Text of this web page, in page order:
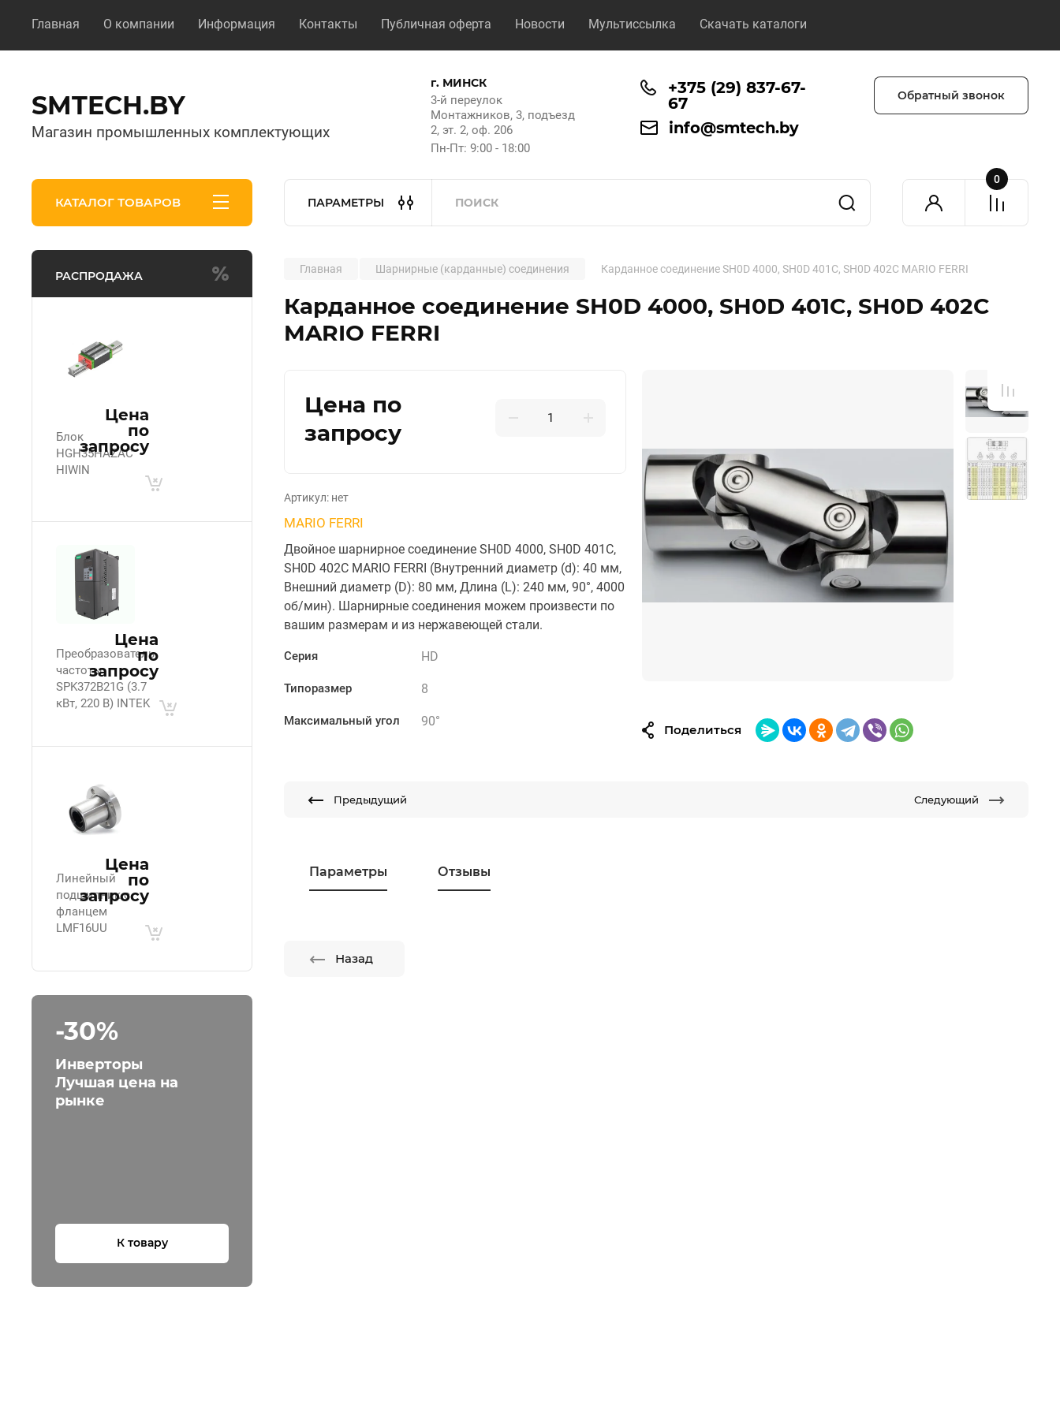
Главная О компании Информация Контакты Публичная оферта Новости Мультиссылка Скачать каталоги
SMTECH.BY
Магазин промышленных комплектующих
г. МИНСК
3-й переулок
Монтажников, 3, подъезд
2, эт. 2, оф. 206
Пн-Пт: 9:00 - 18:00
+375 (29) 837-67-
67
info@smtech.by
Обратный звонок
КАТАЛОГ ТОВАРОВ ПАРАМЕТРЫ
0
РАСПРОДАЖА
Блок
HGH35HAZAC
HIWIN
Цена
по
запросу
Преобразователь
частоты
SPK372B21G (3.7
кВт, 220 В) INTEK
Цена
по
запросу
Линейный
подшипник с
фланцем
LMF16UU
Цена
по
запросу
-30%
Инверторы
Лучшая цена на
рынке
К товару
Главная Шарнирные (карданные) соединения Карданное соединение SH0D 4000, SH0D 401C, SH0D 402C MARIO FERRI
Карданное соединение SH0D 4000, SH0D 401C, SH0D 402C
MARIO FERRI
Цена по
запросу
Артикул: нет
MARIO FERRI
Двойное шарнирное соединение SH0D 4000, SH0D 401C,
SH0D 402C MARIO FERRI (Внутренний диаметр (d): 40 мм,
Внешний диаметр (D): 80 мм, Длина (L): 240 мм, 90°, 4000
об/мин). Шарнирные соединения можем произвести по
вашим размерам и из нержавеющей стали.
Серия HD
Типоразмер 8
Максимальный угол 90°
Поделиться
Предыдущий Следующий
Параметры Отзывы
Назад